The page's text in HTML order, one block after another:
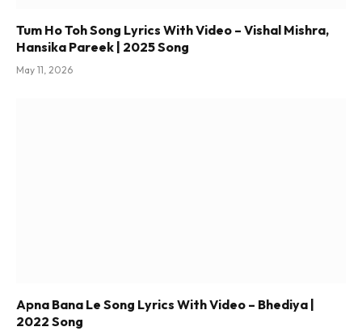
Tum Ho Toh Song Lyrics With Video – Vishal Mishra,
Hansika Pareek | 2025 Song
May 11, 2026
Apna Bana Le Song Lyrics With Video – Bhediya |
2022 Song